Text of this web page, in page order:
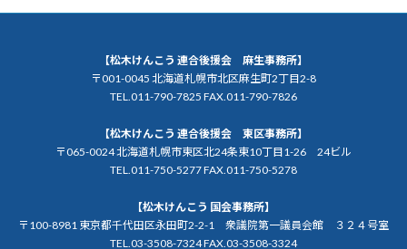
【松木けんこう 連合後援会 麻生事務所】
〒001-0045 北海道札幌市北区麻生町2丁目2-8
TEL.011-790-7825 FAX.011-790-7826
【松木けんこう 連合後援会 東区事務所】
〒065-0024 北海道札幌市東区北24条東10丁目1-26 24ビル
TEL.011-750-5277 FAX.011-750-5278
【松木けんこう 国会事務所】
〒100-8981 東京都千代田区永田町2-2-1 衆議院第一議員会館 ３２４号室
TEL.03-3508-7324 FAX.03-3508-3324